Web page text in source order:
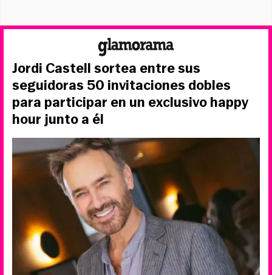
Jordi Castell sortea entre sus
seguidoras 50 invitaciones dobles
para participar en un exclusivo happy
hour junto a él